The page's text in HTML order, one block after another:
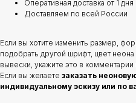
Оперативная доставка от 1 дня
Доставляем по всей России
Если вы хотите изменить размер,
подобрать другой шрифт, цвет
вывески, укажите это в комментарии
Если вы желаете заказать
индивидуальному эскизу или по